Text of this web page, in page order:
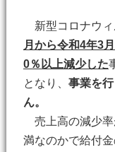
新型コロナウィ
月から令和4年3
0％以上減少した
となり、 事業を
ん。
売上高の減少率
満なのかで給付